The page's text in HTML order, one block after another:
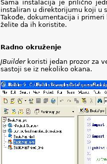
Sama instalacija je prilično
instaliran u direktorijumu koji u
Takođe, dokumentacija i
želite da ih koristite.
Radno okruženje
JBuilderkoristi jedan prozor za
sastoji se iz nekoliko okana.